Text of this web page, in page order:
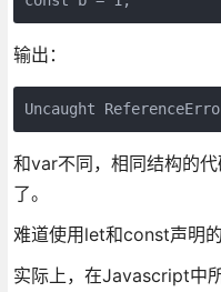
输出：
Uncaught
和var不同，相同结构的
了。
难道使用let和const声明
实际上，在Javascript中